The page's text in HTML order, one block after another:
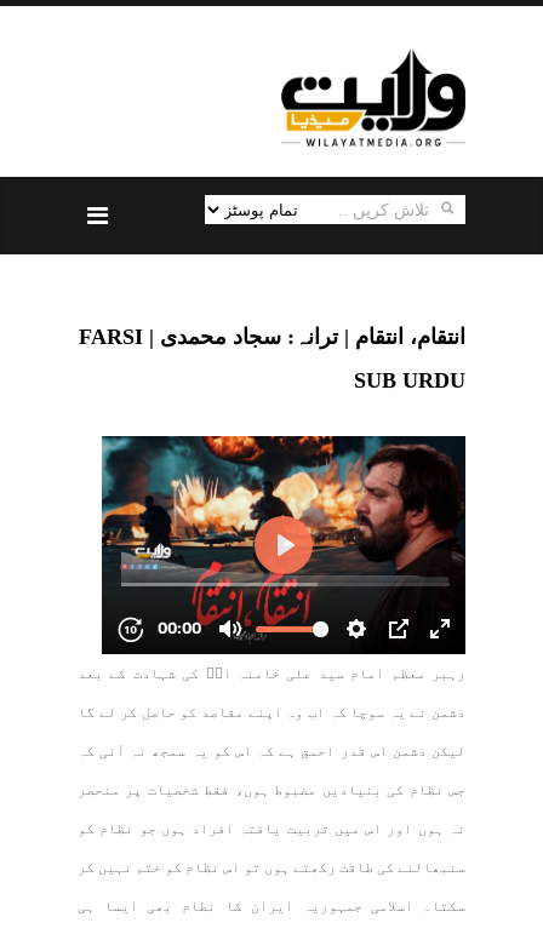
انتقام، انتقام | ترانہ: سجاد محمدی | FARSI
SUB URDU
رہبر معظم امام سید علی خامنہ ایؒ کی شہادت کے بعد
دشمن نے یہ سوچا کہ اب وہ اپنے مقاصد کو حاصل کر لے گا
لیکن دشمن اس قدر احمق ہے کہ اس کو یہ سمجھ نہ آئی کہ
جس نظام کی بنیادیں مضبوط ہوں، فقط شخصیات پر منحصر
نہ ہوں اور اس میں تربیت یافتہ افراد ہوں جو نظام کو
سنبھالنے کی طاقت رکھتے ہوں تو اس نظام کو ختم نہیں کر
سکتا۔ اسلامی جمہوریہ ایران کا نطام بھی ایسا ہی